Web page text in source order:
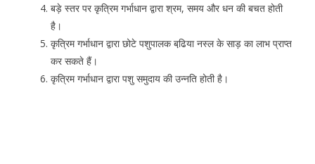
बड़े स्तर पर कृत्रिम गर्भाधान द्वारा श्रम, समय और धन की बचत होती
है।
कृत्रिम गर्भाधान द्वारा छोटे पशुपालक बढि़या नस्ल के साड़ का लाभ प्राप्त
कर सकते हैं।
कृत्रिम गर्भाधान द्वारा पशु समुदाय की उन्नति होती है।